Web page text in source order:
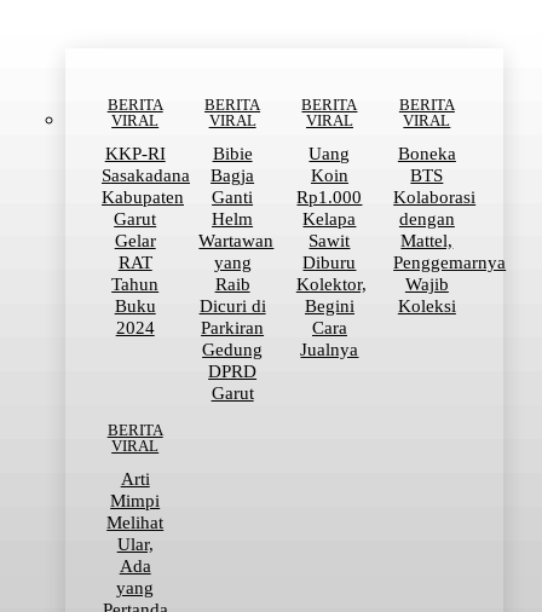
BERITA
VIRAL
KKP-RI
Sasakadana
Kabupaten
Garut
Gelar
RAT
Tahun
Buku
2024
BERITA
VIRAL
Bibie
Bagja
Ganti
Helm
Wartawan
yang
Raib
Dicuri di
Parkiran
Gedung
DPRD
Garut
BERITA
VIRAL
Uang
Koin
Rp1.000
Kelapa
Sawit
Diburu
Kolektor,
Begini
Cara
Jualnya
BERITA
VIRAL
Boneka
BTS
Kolaborasi
dengan
Mattel,
Penggemarnya
Wajib
Koleksi
BERITA
VIRAL
Arti
Mimpi
Melihat
Ular,
Ada
yang